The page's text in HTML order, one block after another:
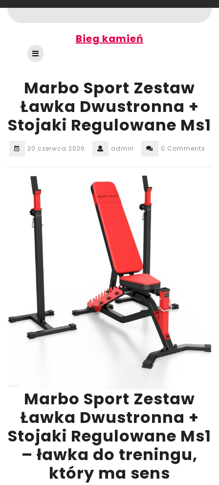
to
content
Bieg kamień
Open
Button
Marbo Sport Zestaw
Ławka Dwustronna +
Stojaki Regulowane Ms1
20 czerwca 2026 admin 0 Comments
Marbo Sport Zestaw
Ławka Dwustronna +
Stojaki Regulowane Ms1
– ławka do treningu,
który ma sens